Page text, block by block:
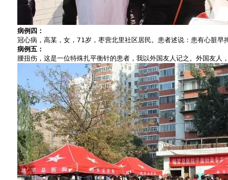
病例四：
冠心病，高某，女，71岁，枣营北里社区居民。患者述说：患有心脏早
病例五：
腰扭伤，这是一位特殊扎平衡针的患者，我以外国友人记之。外国友人